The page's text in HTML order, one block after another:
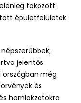
fokozott
épületfelületek
jelentős
országban még
és
homlokzatokra